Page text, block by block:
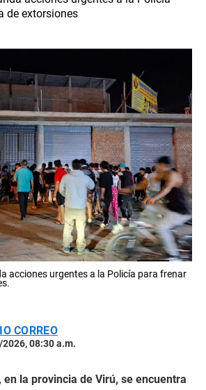
de extorsiones
acciones urgentes a la Policía para frenar
CORREO
08:30 a.m.
en la provincia de Virú, se encuentra